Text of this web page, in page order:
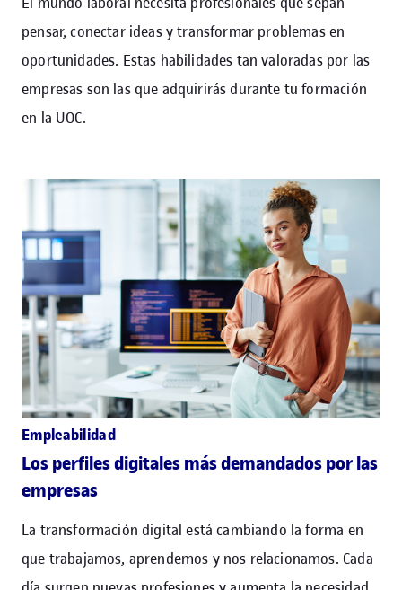
pensar, conectar ideas y transformar problemas en
oportunidades. Estas habilidades tan valoradas por las
empresas son las que adquirirás durante tu formación
en la UOC.
Empleabilidad
Los perfiles digitales más demandados por las
empresas
La transformación digital está cambiando la forma en
que trabajamos, aprendemos y nos relacionamos. Cada